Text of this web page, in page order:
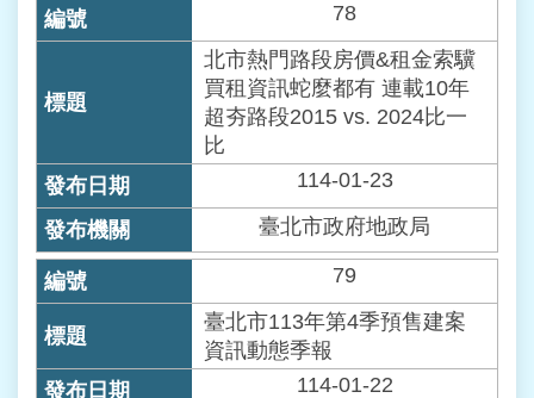
78
北市熱門路段房價&租金索驥
買租資訊蛇麼都有 連載10年
超夯路段2015 vs. 2024比一
比
114-01-23
臺北市政府地政局
79
臺北市113年第4季預售建案
資訊動態季報
114-01-22